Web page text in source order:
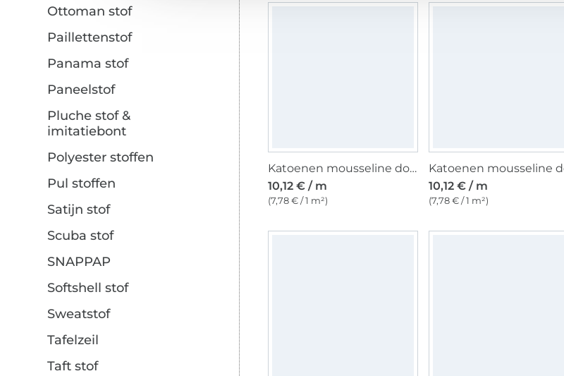
Ottoman stof
Paillettenstof
Panama stof
Paneelstof
Pluche stof &
imitatiebont
Polyester stoffen
Pul stoffen
Satijn stof
Scuba stof
SNAPPAP
Softshell stof
Sweatstof
Tafelzeil
Taft stof
Katoenen mousseline double gauze, inktblauw
10,12 € / m
(7,78 € / 1 m²)
10,12 € / m
(7,78 € / 1 m²)